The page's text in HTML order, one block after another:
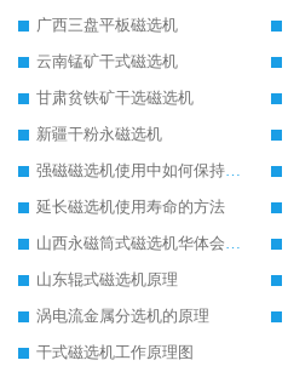
广西三盘平板磁选机
云南锰矿干式磁选机
甘肃贫铁矿干选磁选机
新疆干粉永磁选机
强磁磁选机使用中如何保持其顺畅运行
延长磁选机使用寿命的方法
山西永磁筒式磁选机华体会手机网页版-华体会(中国)
山东辊式磁选机原理
涡电流金属分选机的原理
干式磁选机工作原理图